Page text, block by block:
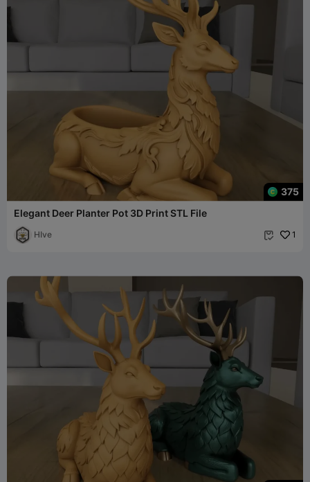
375
Elegant Deer Planter Pot 3D Print STL File
HIve  1